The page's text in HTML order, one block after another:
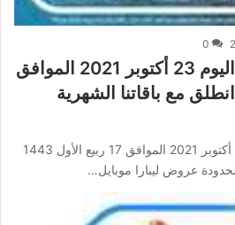
0
عروض ليبارا موبايل اليوم 23 أكتوبر 2021 الموافق
17 ربيع الأول 1443 انطلق مع باقاتنا الشهرية
عروض ليبارا موبايل اليوم 23 أكتوبر 2021 الموافق 17 ربيع الأول 1443
عروض ليبارا موبايل…